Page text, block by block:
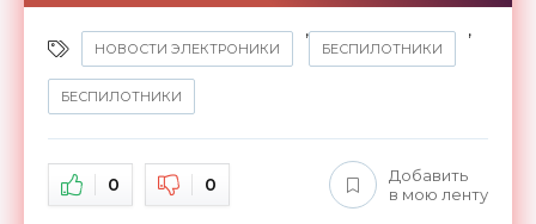
НОВОСТИ ЭЛЕКТРОНИКИ
,
БЕСПИЛОТНИКИ
,
БЕСПИЛОТНИКИ
0 0
Добавить
в мою ленту